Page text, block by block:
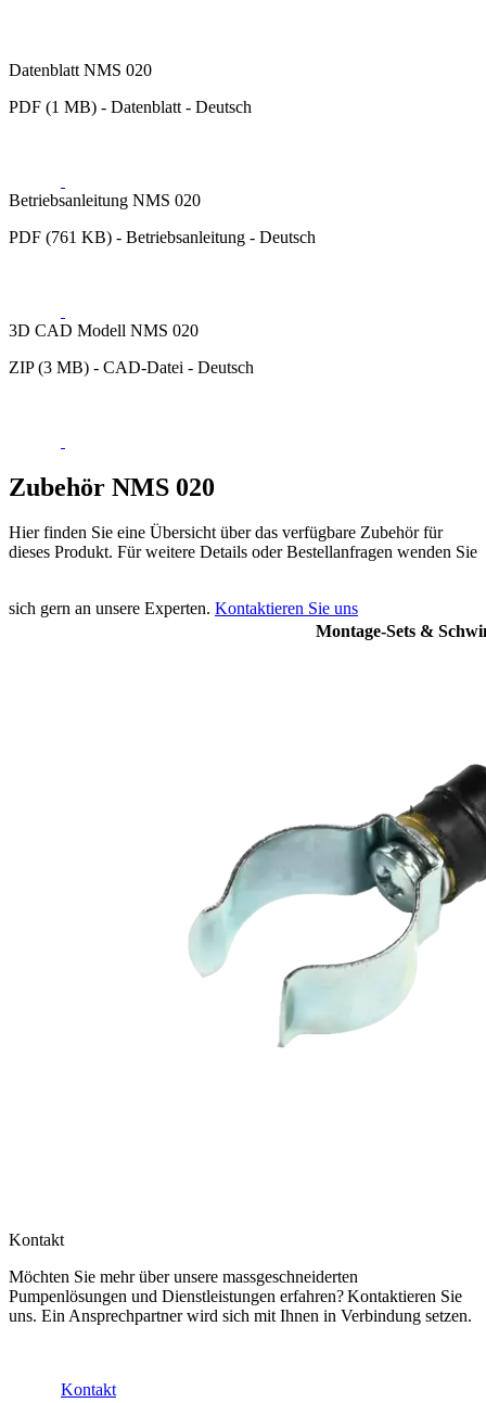
Datenblatt NMS 020
PDF (1 MB) - Datenblatt - Deutsch
Betriebsanleitung NMS 020
PDF (761 KB) - Betriebsanleitung - Deutsch
3D CAD Modell NMS 020
ZIP (3 MB) - CAD-Datei - Deutsch
Zubehör NMS 020
Hier finden Sie eine Übersicht über das verfügbare Zubehör für
dieses Produkt. Für weitere Details oder Bestellanfragen wenden Sie
sich gern an unsere Experten. Kontaktieren Sie uns
Montage-Sets &
Kontakt
Möchten Sie mehr über unsere massgeschneiderten
Pumpenlösungen und Dienstleistungen erfahren? Kontaktieren Sie
uns. Ein Ansprechpartner wird sich mit Ihnen in Verbindung setzen.
Kontakt